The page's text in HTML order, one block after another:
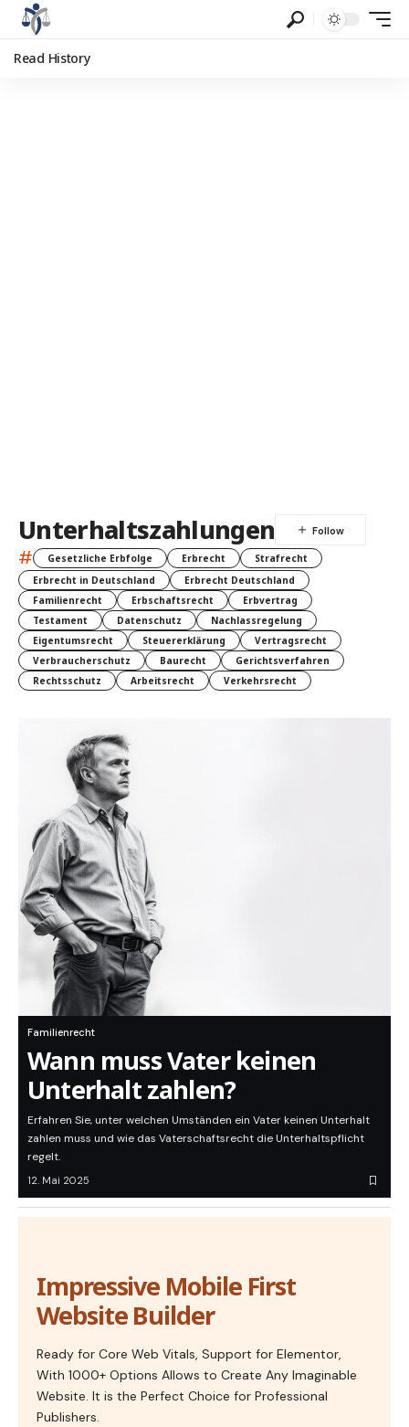
Read History
Unterhaltszahlungen
# Gesetzliche Erbfolge Erbrecht
Strafrecht
Erbrecht in Deutschland
Erbrecht Deutschland
Familienrecht
Erbschaftsrecht
Erbvertrag
Testament
Datenschutz
Nachlassregelung
Eigentumsrecht
Steuererklärung
Vertragsrecht
Verbraucherschutz
Baurecht
Gerichtsverfahren
Rechtsschutz
Arbeitsrecht Verkehrsrecht
Familienrecht
Wann muss Vater keinen
Unterhalt zahlen?
Erfahren Sie, unter welchen Umständen ein Vater keinen Unterhalt
zahlen muss und wie das Vaterschaftsrecht die Unterhaltspflicht
regelt.
12. Mai 2025
Impressive Mobile First
Website Builder
Ready for Core Web Vitals, Support for Elementor,
With 1000+ Options Allows to Create Any Imaginable
Website. It is the Perfect Choice for Professional
Publishers.